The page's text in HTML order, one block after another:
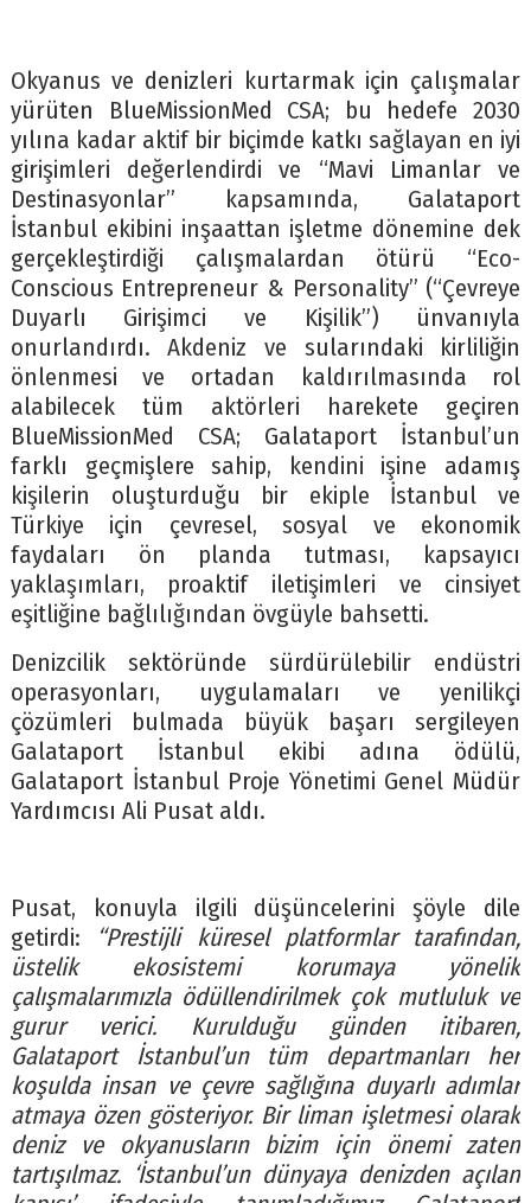
Okyanus ve denizleri kurtarmak için çalışmalar
yürüten BlueMissionMed CSA; bu hedefe 2030
yılına kadar aktif bir biçimde katkı sağlayan en iyi
girişimleri değerlendirdi ve “Mavi Limanlar ve
Destinasyonlar” kapsamında, Galataport
İstanbul ekibini inşaattan işletme dönemine dek
gerçekleştirdiği çalışmalardan ötürü “Eco-
Conscious Entrepreneur & Personality” (“Çevreye
Duyarlı Girişimci ve Kişilik”) ünvanıyla
onurlandırdı. Akdeniz ve sularındaki kirliliğin
önlenmesi ve ortadan kaldırılmasında rol
alabilecek tüm aktörleri harekete geçiren
BlueMissionMed CSA; Galataport İstanbul’un
farklı geçmişlere sahip, kendini işine adamış
kişilerin oluşturduğu bir ekiple İstanbul ve
Türkiye için çevresel, sosyal ve ekonomik
faydaları ön planda tutması, kapsayıcı
yaklaşımları, proaktif iletişimleri ve cinsiyet
eşitliğine bağlılığından övgüyle bahsetti.
Denizcilik sektöründe sürdürülebilir endüstri
operasyonları, uygulamaları ve yenilikçi
çözümleri bulmada büyük başarı sergileyen
Galataport İstanbul ekibi adına ödülü,
Galataport İstanbul Proje Yönetimi Genel Müdür
Yardımcısı Ali Pusat aldı.
Pusat, konuyla ilgili düşüncelerini şöyle dile
getirdi:
“Prestijli küresel platformlar tarafından,
üstelik ekosistemi korumaya yönelik
çalışmalarımızla ödüllendirilmek çok mutluluk ve
gurur verici. Kurulduğu günden itibaren,
Galataport İstanbul’un tüm departmanları her
koşulda insan ve çevre sağlığına duyarlı adımlar
atmaya özen gösteriyor. Bir liman işletmesi olarak
deniz ve okyanusların bizim için önemi zaten
tartışılmaz. ‘İstanbul’un dünyaya denizden açılan